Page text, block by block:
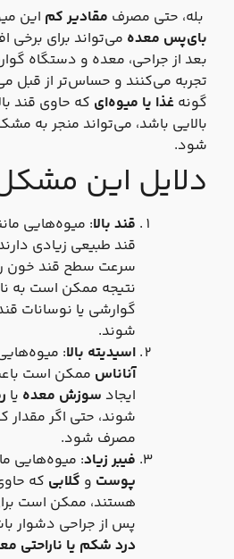
بله، حتی مصرفمقادیر کماین
بای‌پس معدهمی‌تواند برای برخی
بعد از جراحی، معده و دستگاه
تجربه می‌کنند و حساس‌تر از قبل
گونهغذا یا میوه‌ایکه حاوی قند
بالایی باشد، می‌تواند منجر به
شود.
دلایل این
قند بالا: میوه‌هایی
قند طبیعی زیادی
سرعت سطح قند خون را
نتیجه ممکن است به
گوارشی یا نوسانات
شوند.
اسیدیته بالا: میوه‌هایی
آناناسممکن است
ایجادسوزش معدهیا
شوند، حتی اگر مقدار
مصرف شود.
فیبر زیاد: میوه‌هایی
پوستوگلابیکه حاوی
هستند، ممکن است
پس از جراحی دشوار
درد شکم یا ناراحتی